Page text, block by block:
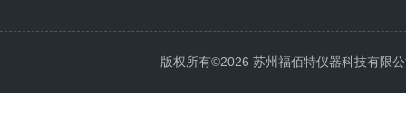
版权所有©2026 苏州福佰特仪器科技有限